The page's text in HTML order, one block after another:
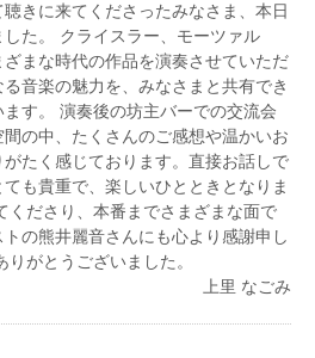
子・名倉淑子・三上亮・林悠介・清
に師事。
ルツブルグモーツァルテウム音楽
沢の講習会等に参加し、研鑽を積
際ピアノコンクールをはじめ数々の
ディションで入賞。2007年、江戸
ーオーケストラと共演。また、
区ゆかりの音楽家によるチャリティ
バーに選出される。ラ・フォル・ジ
ポンエリアコンサート、 台場メモ
式、松屋銀座ファッションウィー
、ブリックスクエア、新宿駅西口
ブリッジ、横浜ベイクオーター、横浜
亀町商店街(香川県)、かちかちワイド
きに来てくださったみなさま、本日
た。 クライスラー、モーツァル
ざまな時代の作品を演奏させていただ
音楽の魅力を、みなさまと共有でき
す。 演奏後の坊主バーでの交流会
の中、たくさんのご感想や温かいお
たく感じております。直接お話しで
も貴重で、楽しいひとときとなりま
くださり、本番までさまざまな面で
の熊井麗音さんにも心より感謝申し
りがとうございました。
上里 なごみ